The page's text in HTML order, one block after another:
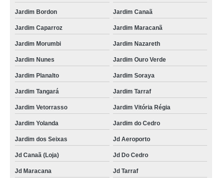
Jardim Bordon Jardim Canaã
Jardim Caparroz Jardim Maracanã
Jardim Morumbi Jardim Nazareth
Jardim Nunes Jardim Ouro Verde
Jardim Planalto Jardim Soraya
Jardim Tangará Jardim Tarraf
Jardim Vetorrasso Jardim Vitória Régia
Jardim Yolanda Jardim do Cedro
Jardim dos Seixas Jd Aeroporto
Jd Canaã (Loja) Jd Do Cedro
Jd Maracana Jd Tarraf